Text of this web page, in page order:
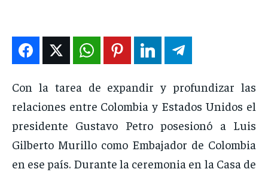
EN VIVO
NOSOTROS
INSTITUCIONAL
EN VIVO
NOSOTROS
INSTITUCIONAL
EN VIVO
NOSOTROS
INSTITUCIONAL
EN VIVO
NOSOTROS
INSTITUCIONAL
Con la tarea de expandir y profundizar las
relaciones entre Colombia y Estados Unidos el
presidente Gustavo Petro posesionó a Luis
Gilberto Murillo como Embajador de Colombia
en ese país. Durante la ceremonia en la Casa de